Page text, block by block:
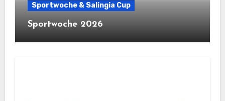
Sportwoche & Salingia Cup
Sportwoche 2026